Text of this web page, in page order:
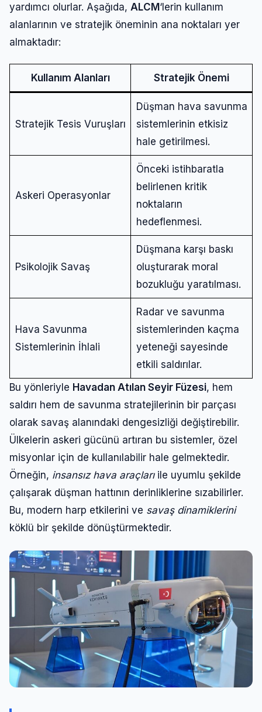
yardımcı olurlar. Aşağıda, ALCM‘lerin kullanım
alanlarının ve stratejik öneminin ana noktaları yer
almaktadır:
Kullanım Alanları Stratejik Önemi
Stratejik Tesis Vuruşları
Düşman hava savunma
sistemlerinin etkisiz
hale getirilmesi.
Askeri Operasyonlar
Önceki istihbaratla
belirlenen kritik
noktaların
hedeflenmesi.
Psikolojik Savaş
Düşmana karşı baskı
oluşturarak moral
bozukluğu yaratılması.
Hava Savunma
Sistemlerinin İhlali
Radar ve savunma
sistemlerinden kaçma
yeteneği sayesinde
etkili saldırılar.
Bu yönleriyle Havadan Atılan Seyir Füzesi, hem
saldırı hem de savunma stratejilerinin bir parçası
olarak savaş alanındaki dengesizliği değiştirebilir.
Ülkelerin askeri gücünü artıran bu sistemler, özel
misyonlar için de kullanılabilir hale gelmektedir.
Örneğin, insansız hava araçlarıile uyumlu şekilde
çalışarak düşman hattının derinliklerine sızabilirler.
Bu, modern harp etkilerini ve savaş dinamiklerini
köklü bir şekilde dönüştürmektedir.